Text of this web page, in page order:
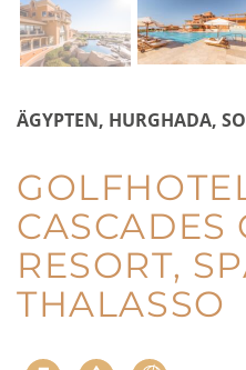
ÄGYPTEN, HURGHADA,
CASCADES
RESORT,
THALASSO